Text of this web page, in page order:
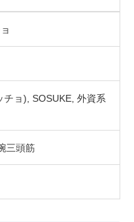
チョ) SOSUKE 外資系
三頭筋